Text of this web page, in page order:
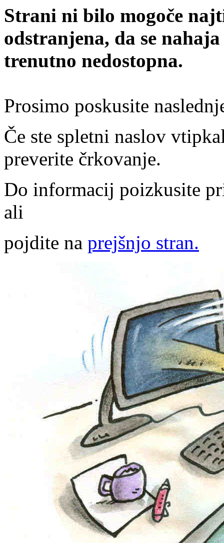
Strani ni bilo mogoče
odstranjena, da se
trenutno nedostopna.
Prosimo poskusite
Če ste spletni naslov
preverite črkovanje.
Do informacij poizkusite
ali
pojdite na prejšnjo stran.